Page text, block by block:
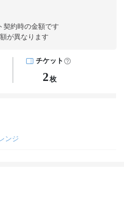
契約時の金額です
が異なります
チケット
2 枚
ンジ